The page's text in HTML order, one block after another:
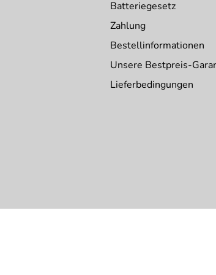
Batteriegesetz
Zahlung
Bestellinformationen
Unsere Bestpreis-
Lieferbedingungen